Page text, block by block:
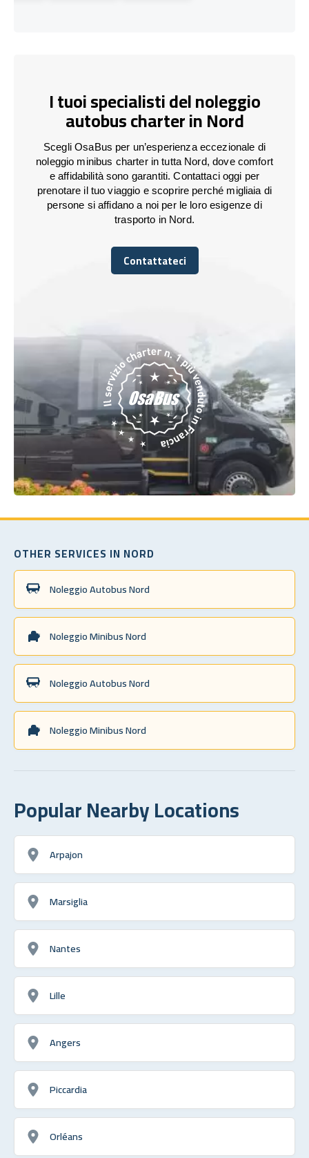
I tuoi specialisti del noleggio
autobus charter in Nord
Scegli OsaBus per un’esperienza eccezionale di
noleggio minibus charter in tutta Nord, dove comfort
e affidabilità sono garantiti. Contattaci oggi per
prenotare il tuo viaggio e scoprire perché migliaia di
persone si affidano a noi per le loro esigenze di
trasporto in Nord.
Contattateci
Contattateci
OTHER SERVICES IN NORD
Noleggio Autobus Nord
Noleggio Minibus Nord
Noleggio Autobus Nord
Noleggio Minibus Nord
Popular Nearby Locations
Arpajon
Marsiglia
Nantes
Lille
Angers
Piccardia
Orléans